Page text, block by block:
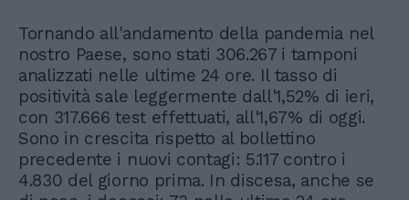
Tornando all'andamento della pandemia nel
nostro Paese, sono stati 306.267 i tamponi
analizzati nelle ultime 24 ore. Il tasso di
positività sale leggermente dall'1,52% di ieri,
con 317.666 test effettuati, all'1,67% di oggi.
Sono in crescita rispetto al bollettino
precedente i nuovi contagi: 5.117 contro i
4.830 del giorno prima. In discesa, anche se